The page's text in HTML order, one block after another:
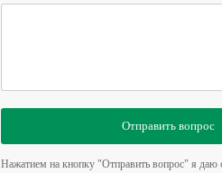
Отправить вопрос
Нажатием на кнопку "Отправить вопрос" я даю